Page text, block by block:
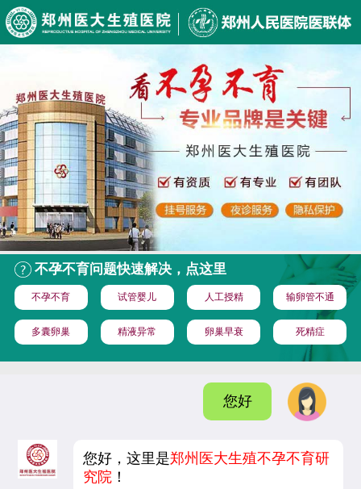
不孕不育问题快速解决，点这里
不孕不育 试管婴儿 人工授精 输卵管不通
多囊卵巢 精液异常 卵巢早衰 死精症
您好
您好，这里是郑州医大生殖不孕不育研
究院 ！